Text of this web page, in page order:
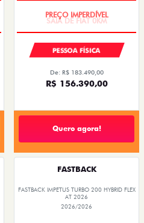
PESSOA FÍSICA
De: R$ 183.490,00
R$ 156.390,00
Quero agora!
FASTBACK
FASTBACK IMPETUS TURBO 200 HYBRID FLEX
AT 2026
2026/2026